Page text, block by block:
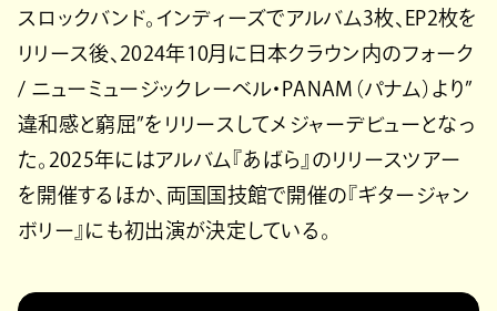
スロックバンド。インディーズでアルバム3枚、EP2枚を
リリース後、2024年10月に日本クラウン内のフォーク
/ ニューミュージックレーベル・PANAM（パナム）より”
違和感と窮屈”をリリースしてメジャーデビューとなっ
た。2025年にはアルバム『あばら』のリリースツアー
を開催するほか、両国国技館で開催の『ギタージャン
ボリー』にも初出演が決定している。